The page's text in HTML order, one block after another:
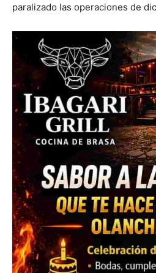
paralizado las operaciones de